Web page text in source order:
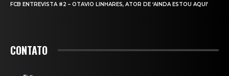
FCB ENTREVISTA #2 – OTAVIO LINHARES, ATOR DE ‘AINDA ESTOU AQUI’
CONTATO